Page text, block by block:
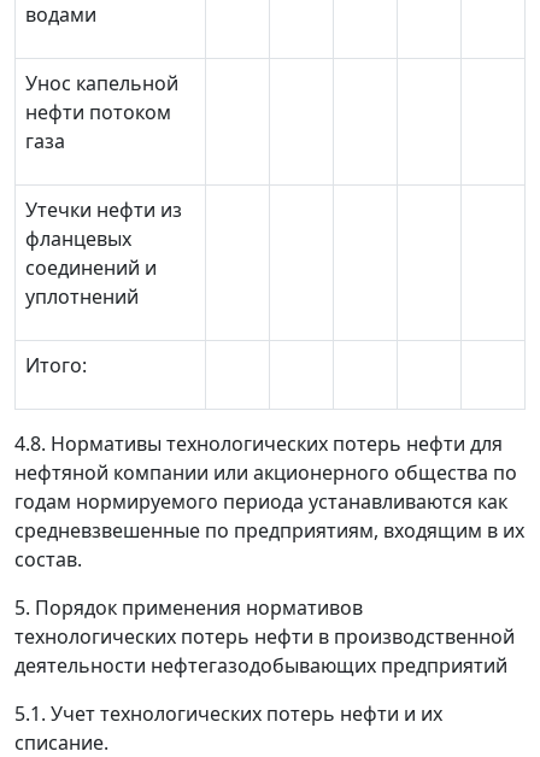
водами
Унос капельной
нефти потоком
газа
Утечки нефти из
фланцевых
соединений и
уплотнений
Итого:
4.8. Нормативы технологических потерь нефти для
нефтяной компании или акционерного общества по
годам нормируемого периода устанавливаются как
средневзвешенные по предприятиям, входящим в их
состав.
5. Порядок применения нормативов
технологических потерь нефти в производственной
деятельности нефтегазодобывающих предприятий
5.1. Учет технологических потерь нефти и их
списание.